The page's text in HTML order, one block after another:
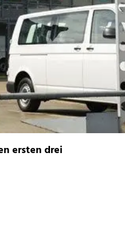
ersten drei